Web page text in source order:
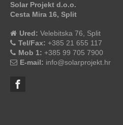
Solar Projekt d.o.o.
Cesta Mira 16, Split
Ured: Velebitska 76, Split
Tel/Fax: +385 21 655 117
Mob 1: +385 99 705 7900
E-mail: info@solarprojekt.hr